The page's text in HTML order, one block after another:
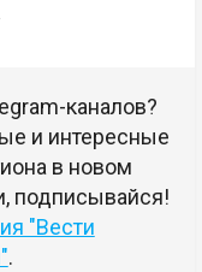
каналов?
и интересные
в новом
подписывайся!
"Вести
.